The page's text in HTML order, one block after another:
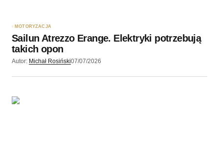
MOTORYZACJA
Sailun Atrezzo Erange. Elektryki potrzebują
takich opon
Autor: Michał Rosiński07/07/2026